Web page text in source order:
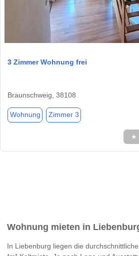
3 Zimmer Wohnung frei
Braunschweig, 38108
Wohnung Zimmer 3
★
Wohnung mieten in
In Liebenburg liegen die